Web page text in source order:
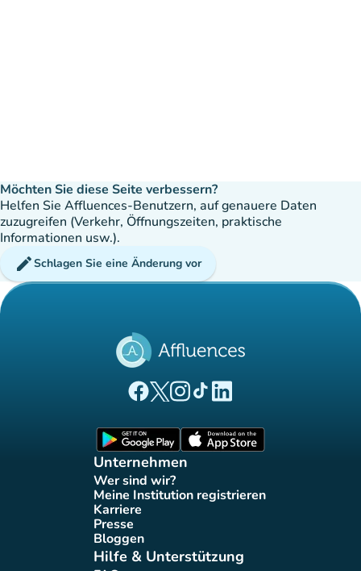
Möchten Sie diese Seite verbessern?
Helfen Sie Affluences-Benutzern, auf genauere Daten
zuzugreifen (Verkehr, Öffnungszeiten, praktische
Informationen usw.).
editSchlagen Sie eine Änderung vor
(new tab)
(new tab)
(new tab)(new tab)
(new tab)
Unternehmen
Wer sind wir?
(new tab)
Meine Institution registrieren
(new tab)
Karriere(new tab)
Presse(new tab)
Bloggen
(new tab)
Hilfe & Unterstützung